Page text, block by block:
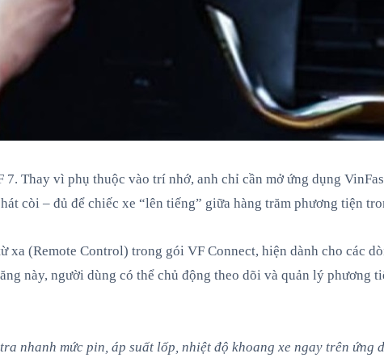
Thay vì phụ thuộc vào trí nhớ, anh chỉ cần mở ứng dụng
còi – đủ để chiếc xe “lên tiếng” giữa hàng trăm phương tiện
(Remote Control) trong gói VF Connect, hiện dành cho các
này, người dùng có thể chủ động theo dõi và quản lý phương
nhanh mức pin, áp suất lốp, nhiệt độ khoang xe ngay trên ứng